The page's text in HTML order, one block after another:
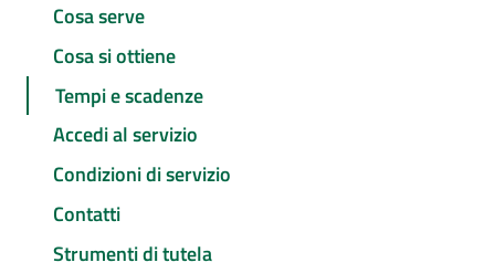
Cosa serve
Cosa si ottiene
Tempi e scadenze
Accedi al servizio
Condizioni di servizio
Contatti
Strumenti di tutela